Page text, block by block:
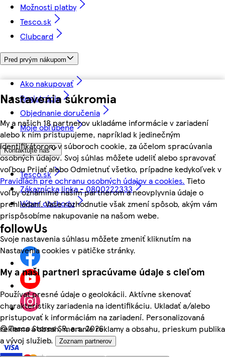
Nastavenia súkromia
My a našich 18 partnerov ukladáme informácie v zariadení
alebo k nim pristupujeme, napríklad k jedinečným
identifikátorom v súboroch cookie, za účelom spracúvania
osobných údajov. Svoj súhlas môžete udeliť alebo spravovať
voľbou Prijať alebo Odmietnuť všetko, prípadne kedykoľvek v
Pravidlách pre ochranu osobných údajov a cookies. Tieto
voľby oznámime našim partnerom a neovplyvnia údaje o
prehliadaní. Vaše rozhodnutie však zmení spôsob, akým vám
prispôsobíme nakupovanie na našom webe.
Svoje nastavenia súhlasu môžete zmeniť kliknutím na
Nastavenia cookies v pätičke stránky.
My a naši partneri spracúvame údaje s cieľom
Používať presné údaje o geolokácii. Aktívne skenovať
charakteristiky zariadenia na identifikáciu. Ukladať a/alebo
pristupovať k informáciám na zariadení. Personalizovaná
reklama a obsah, meranie reklamy a obsahu, prieskum publika
a vývoj služieb.
Zoznam partnerov
Možnosti platby
Tesco.sk
Clubcard
Pred prvým nákupom
Ako nakupovať
Registrácia
Objednanie doručenia
Moje obľúbené
Kontaktujte nás
Tesco.sk
Zákaznícka linka - 0800222333
Výber obchodu
followUs
©Tesco Stores SR, a.s. 2026